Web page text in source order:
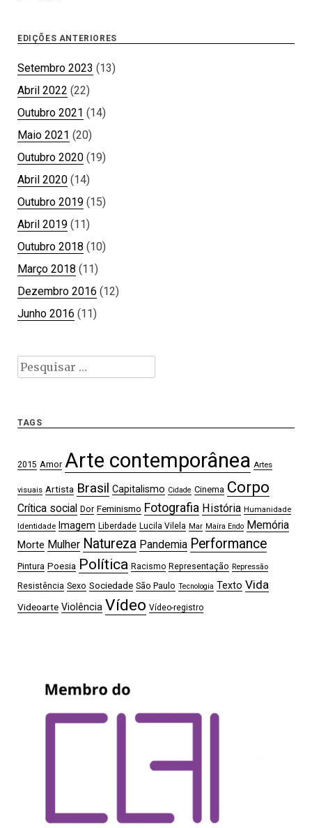
EDIÇÕES ANTERIORES
Setembro 2023 (13)
Abril 2022 (22)
Outubro 2021 (14)
Maio 2021 (20)
Outubro 2020 (19)
Abril 2020 (14)
Outubro 2019 (15)
Abril 2019 (11)
Outubro 2018 (10)
Março 2018 (11)
Dezembro 2016 (12)
Junho 2016 (11)
Pesquisar
por:
TAGS
2015 Amor Arte contemporânea Artes
visuais Artista Brasil Capitalismo Cidade Cinema Corpo
Crítica social Dor Feminismo Fotografia História Humanidade
Identidade Imagem Liberdade Lucila Vilela Mar Maíra Endo Memória
Morte Mulher Natureza Pandemia Performance
Pintura Poesia Política Racismo Representação Repressão
Resistência Sexo Sociedade São Paulo Tecnologia Texto Vida
Videoarte Violência Vídeo Vídeo-registro